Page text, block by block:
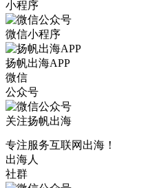
小程序
微信小程序
扬帆出海APP
微信
公众号
关注扬帆出海
专注服务互联网出海！
出海人
社群